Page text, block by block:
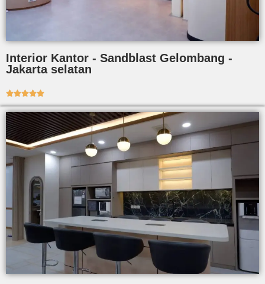
Interior Kantor - Sandblast Gelombang -
Jakarta selatan
